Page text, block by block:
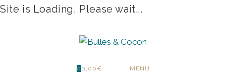
Site is Loading, Please wait...
0 0,00 € MENU